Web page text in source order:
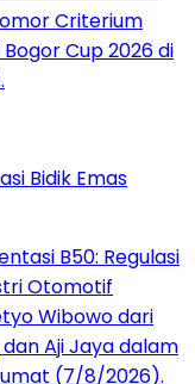
Bidik Emas